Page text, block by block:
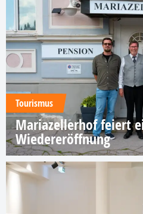
Tourismus
Mariazellerhof feiert
Wiedereröffnung